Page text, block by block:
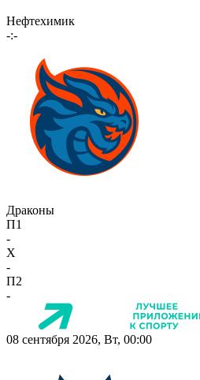
Нефтехимик
-:-
Драконы
П1
-
X
-
П2
-
08 сентября 2026, Вт, 00:00